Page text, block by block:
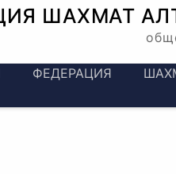
ШАХМАТ
ФЕДЕРАЦИЯ